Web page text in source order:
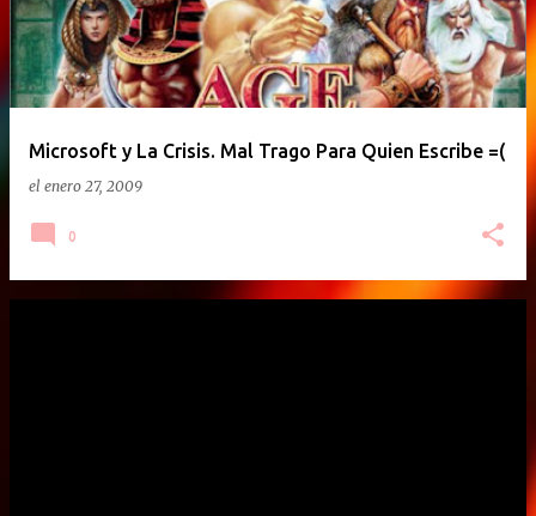
Microsoft y La Crisis. Mal Trago Para Quien Escribe =(
el enero 27, 2009
0